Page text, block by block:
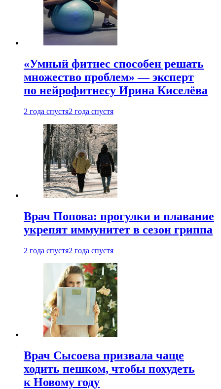
«Умный фитнес способен решать
множество проблем» — эксперт
по нейрофитнесу Ирина Киселёва
2 года спустя2 года спустя
Врач Попова: прогулки и плавание
укрепят иммунитет в сезон гриппа
2 года спустя2 года спустя
Врач Сысоева призвала чаще
ходить пешком, чтобы похудеть
к Новому году